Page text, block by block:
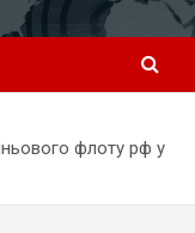
флоту рф у